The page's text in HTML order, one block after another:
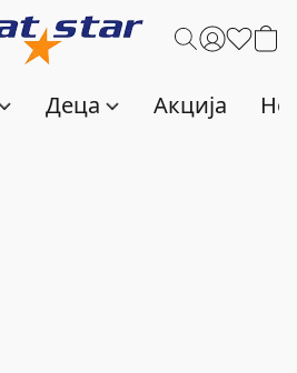
Деца Акција